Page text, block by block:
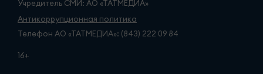
Учредитель СМИ: АО «ТАТМЕДИА»
Антикоррупционная политика
Телефон АО «ТАТМЕДИА»: (843) 222 09 84
16+